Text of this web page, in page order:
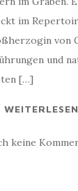
im
von
und
[…]
WEITERLESEN
keine